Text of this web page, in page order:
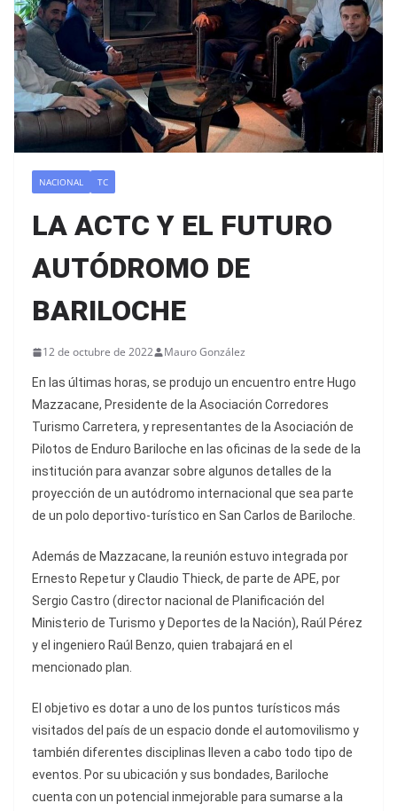
NACIONAL TC
LA ACTC Y EL FUTURO
AUTÓDROMO DE
BARILOCHE
12 de octubre de 2022 Mauro González
En las últimas horas, se produjo un encuentro entre Hugo
Mazzacane, Presidente de la Asociación Corredores
Turismo Carretera, y representantes de la Asociación de
Pilotos de Enduro Bariloche en las oficinas de la sede de la
institución para avanzar sobre algunos detalles de la
proyección de un autódromo internacional que sea parte
de un polo deportivo-turístico en San Carlos de Bariloche.
Además de Mazzacane, la reunión estuvo integrada por
Ernesto Repetur y Claudio Thieck, de parte de APE, por
Sergio Castro (director nacional de Planificación del
Ministerio de Turismo y Deportes de la Nación), Raúl Pérez
y el ingeniero Raúl Benzo, quien trabajará en el
mencionado plan.
El objetivo es dotar a uno de los puntos turísticos más
visitados del país de un espacio donde el automovilismo y
también diferentes disciplinas lleven a cabo todo tipo de
eventos. Por su ubicación y sus bondades, Bariloche
cuenta con un potencial inmejorable para sumarse a la